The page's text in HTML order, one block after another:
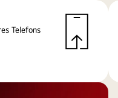
Telefons